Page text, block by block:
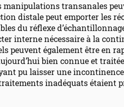
manipulations transanales
distale peut emporter les
du réflexe
interne nécessaire à la
peuvent également être en
bien connue et
pu laisser une
inadéquats étaient